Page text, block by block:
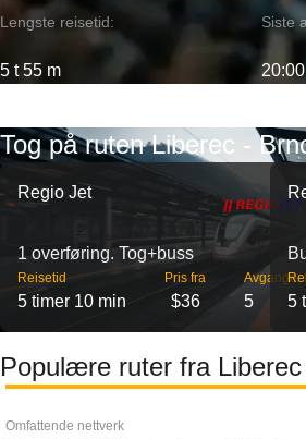
Lengste reisetid:
5 t 55 m
Siste
20:00
Tog på ruten Liberec -
Regio Jet
1 overføring. Tog+buss
Reisetid
5 timer 10 min
Pris fra
$36
Avganger
5 5
Populære ruter fra
Omfattende nettverk